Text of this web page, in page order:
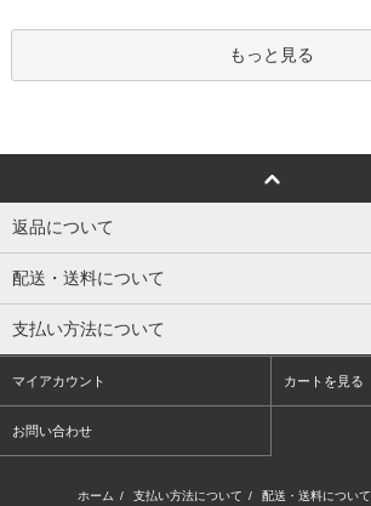
もっと見る
返品について
配送・送料について
支払い方法について
マイアカウント カートを見る
お問い合わせ
ホーム / 支払い方法について / 配送・送料について